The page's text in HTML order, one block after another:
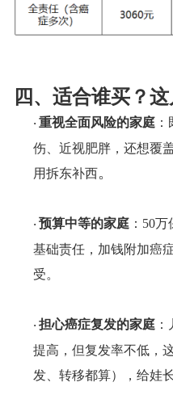
四、适合谁买？
· 重视全面风险的家庭：
伤、近视肥胖，还想覆
用拆东补西。
· 预算中等的家庭： 50万
基础责任，加钱附加癌
受。
· 担心癌症复发的家庭：
提高，但复发率不低，
发、转移都算），给娃